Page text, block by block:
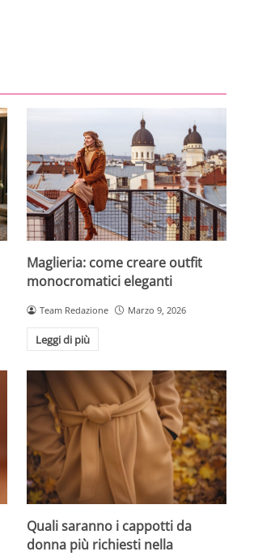
Maglieria: come creare outfit
monocromatici eleganti
Team Redazione Marzo 9, 2026
Leggi di più
Quali saranno i cappotti da
donna più richiesti nella